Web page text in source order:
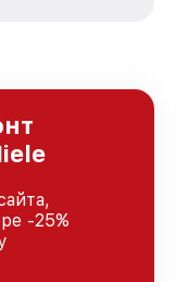
уровень
-25%